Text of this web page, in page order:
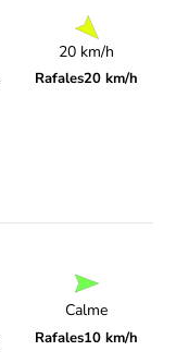
20 km/h
Rafales20 km/h
Calme
Rafales10 km/h